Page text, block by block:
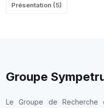
Présentation (5)
Groupe
Le Groupe de Recherche